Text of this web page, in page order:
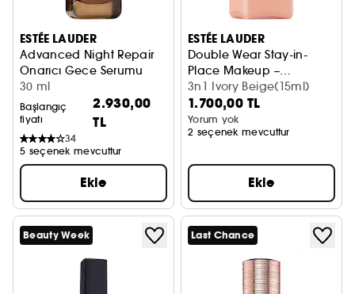
ESTÉE LAUDER
Advanced Night Repair
Onarıcı Gece Serumu
30 ml
Başlangıç
fiyatı
2.930,00
TL
34
5 seçenek mevcuttur
Ekle
ESTÉE LAUDER
Double Wear Stay-in-
Place Makeup –
Fondöten
3n1 Ivory Beige(15ml)
1.700,00 TL
Yorum yok
2 seçenek mevcuttur
Ekle
Beauty Week Last Chance